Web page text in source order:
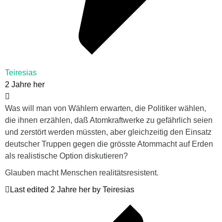
Teiresias
2 Jahre her
Was will man von Wählern erwarten, die Politiker wählen,
die ihnen erzählen, daß Atomkraftwerke zu gefährlich seien
und zerstört werden müssten, aber gleichzeitig den Einsatz
deutscher Truppen gegen die grösste Atommacht auf Erden
als realistische Option diskutieren?
Glauben macht Menschen realitätsresistent.
Last edited 2 Jahre her by Teiresias